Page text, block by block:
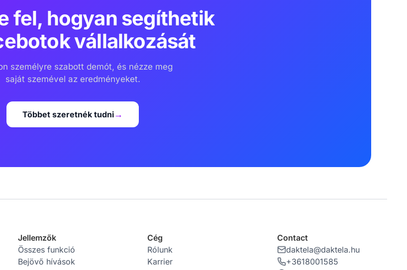
fel, hogyan segíthetik
vállalkozását
személyre szabott demót, és nézze meg
saját szemével az eredményeket.
Többet szeretnék tudni→
Jellemzők
Összes funkció
Bejövő hívások
Cég
Rólunk
Karrier
Contact
daktela@daktela.hu
+3618001585